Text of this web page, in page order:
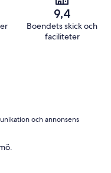
9,4
Boendets skick och
faciliteter
och annonsens